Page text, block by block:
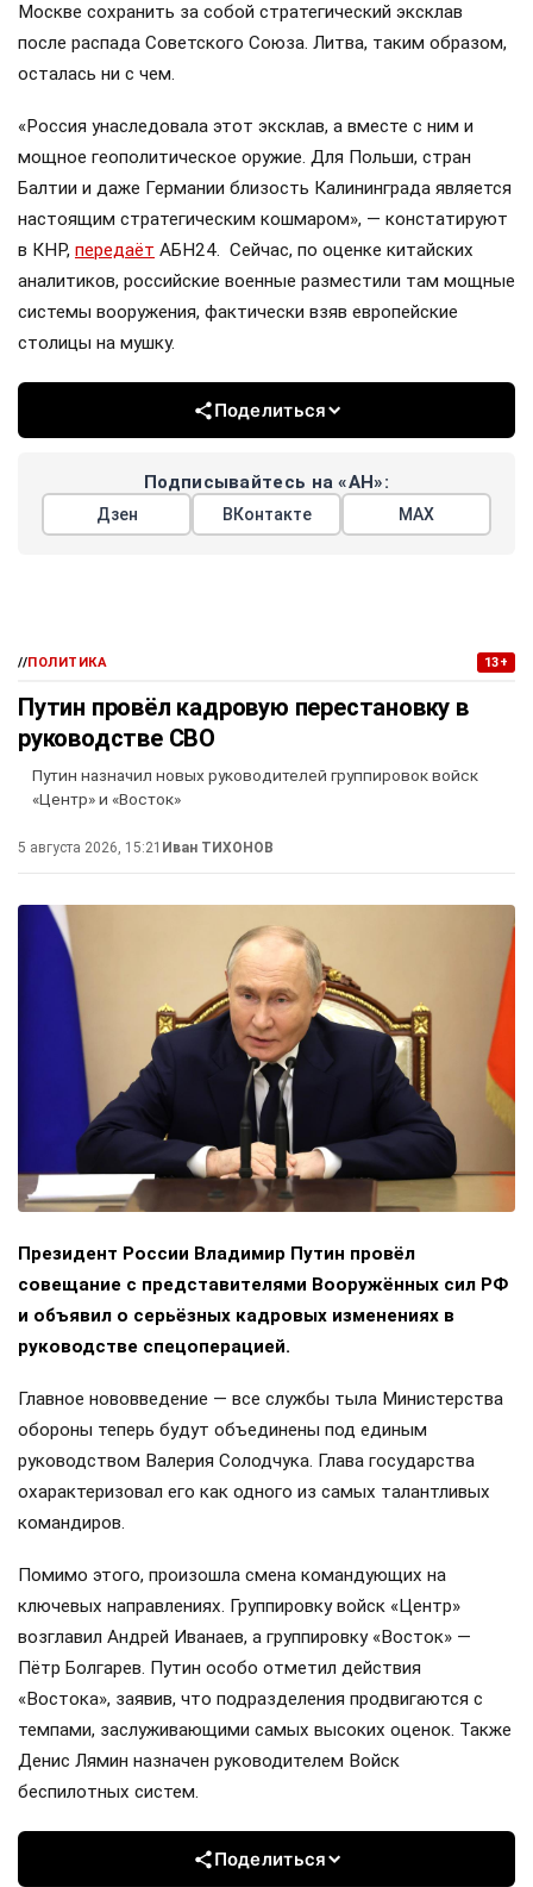
Москве сохранить за собой стратегический эксклав
после распада Советского Союза. Литва, таким образом,
осталась ни с чем.
«Россия унаследовала этот эксклав, а вместе с ним и
мощное геополитическое оружие. Для Польши, стран
Балтии и даже Германии близость Калининграда является
настоящим стратегическим кошмаром», — констатируют
в КНР, передаёт АБН24. Сейчас, по оценке китайских
аналитиков, российские военные разместили там мощные
системы вооружения, фактически взяв европейские
столицы на мушку.
Поделиться
Подписывайтесь на «АН»:
Дзен ВКонтакте МАХ
//ПОЛИТИКА 13+
Путин провёл кадровую перестановку в
руководстве СВО
Путин назначил новых руководителей группировок войск
«Центр» и «Восток»
5 августа 2026, 15:21 Иван ТИХОНОВ
Президент России Владимир Путин провёл
совещание с представителями Вооружённых сил РФ
и объявил о серьёзных кадровых изменениях в
руководстве спецоперацией.
Главное нововведение — все службы тыла Министерства
обороны теперь будут объединены под единым
руководством Валерия Солодчука. Глава государства
охарактеризовал его как одного из самых талантливых
командиров.
Помимо этого, произошла смена командующих на
ключевых направлениях. Группировку войск «Центр»
возглавил Андрей Иванаев, а группировку «Восток» —
Пётр Болгарев. Путин особо отметил действия
«Востока», заявив, что подразделения продвигаются с
темпами, заслуживающими самых высоких оценок. Также
Денис Лямин назначен руководителем Войск
беспилотных систем.
Поделиться